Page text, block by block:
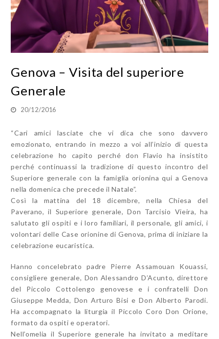
Genova – Visita del superiore
Generale
20/12/2016
“Cari amici lasciate che vi dica che sono davvero
emozionato, entrando in mezzo a voi all’inizio di questa
celebrazione ho capito perché don Flavio ha insistito
perché continuassi la tradizione di questo incontro del
Superiore generale con la famiglia orionina qui a Genova
nella domenica che precede il Natale”.
Così la mattina del 18 dicembre, nella Chiesa del
Paverano, il Superiore generale, Don Tarcisio Vieira, ha
salutato gli ospiti e i loro familiari, il personale, gli amici, i
volontari delle Case orionine di Genova, prima di iniziare la
celebrazione eucaristica.
Hanno concelebrato padre Pierre Assamouan Kouassi,
consigliere generale, Don Alessandro D’Acunto, direttore
del Piccolo Cottolengo genovese e i confratelli Don
Giuseppe Medda, Don Arturo Bisi e Don Alberto Parodi.
Ha accompagnato la liturgia il Piccolo Coro Don Orione,
formato da ospiti e operatori.
Nell’omelia il Superiore generale ha invitato a meditare